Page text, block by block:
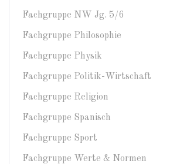
Fachgruppe NW Jg. 5/6
Fachgruppe Philosophie
Fachgruppe Physik
Fachgruppe Politik-Wirtschaft
Fachgruppe Religion
Fachgruppe Spanisch
Fachgruppe Sport
Fachgruppe Werte & Normen